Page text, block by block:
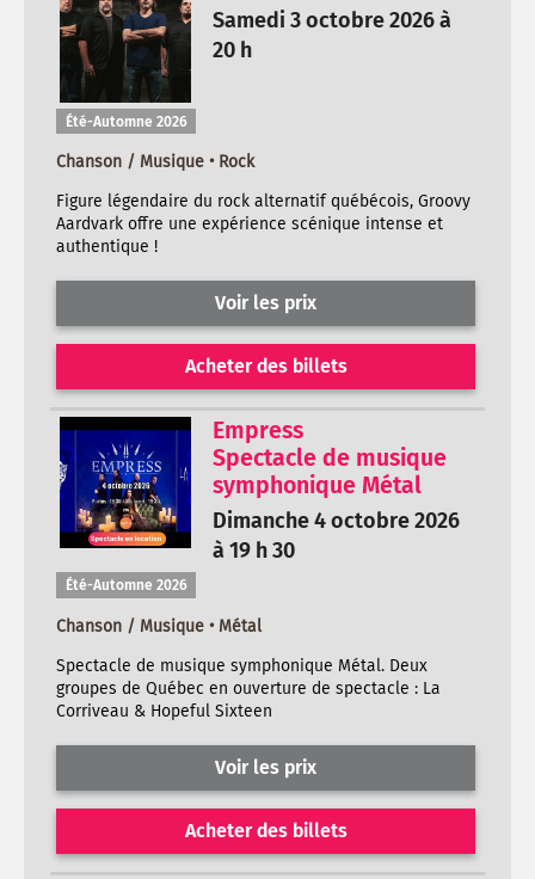
Samedi 3 octobre 2026 à
20 h
Été-Automne 2026
Chanson / Musique • Rock
Figure légendaire du rock alternatif québécois, Groovy
Aardvark offre une expérience scénique intense et
authentique !
Voir les prix
Acheter des billets
Empress
Spectacle de musique
symphonique Métal
Dimanche 4 octobre 2026
à 19 h 30
Été-Automne 2026
Chanson / Musique • Métal
Spectacle de musique symphonique Métal. Deux
groupes de Québec en ouverture de spectacle : La
Corriveau & Hopeful Sixteen
Voir les prix
Acheter des billets